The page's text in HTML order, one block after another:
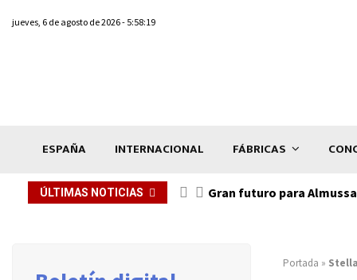
jueves, 6 de agosto de 2026 - 5:58:19
ESPAÑA INTERNACIONAL FÁBRICAS
ÚLTIMAS NOTICIAS Gran futuro para
Portada »